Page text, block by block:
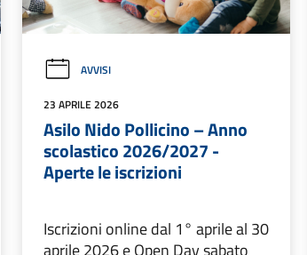
AVVISI
23 APRILE 2026
Asilo Nido Pollicino – Anno
scolastico 2026/2027 -
Aperte le iscrizioni
Iscrizioni online dal 1° aprile al 30
aprile 2026 e Open Day sabato